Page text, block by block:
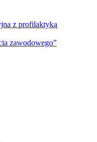
z profilaktyką
zawodowego”